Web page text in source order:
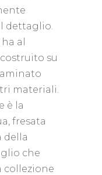
dettaglio.
al
su
materiali.
è la
fresata
della
che
collezione